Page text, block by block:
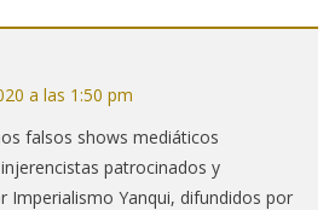
a las 1:50 pm
falsos shows mediáticos
patrocinados y
Imperialismo Yanqui, difundidos por